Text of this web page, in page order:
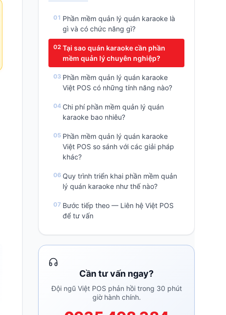
Phần mềm quản lý quán karaoke là
gì và có chức năng gì?
Tại sao quán karaoke cần phần
mềm quản lý chuyên nghiệp?
Phần mềm quản lý quán karaoke
Việt POS có những tính năng nào?
Chi phí phần mềm quản lý quán
karaoke bao nhiêu?
Phần mềm quản lý quán karaoke
Việt POS so sánh với các giải pháp
khác?
Quy trình triển khai phần mềm quản
lý quán karaoke như thế nào?
Bước tiếp theo — Liên hệ Việt POS
để tư vấn
Cần tư vấn ngay?
Đội ngũ Việt POS phản hồi trong 30 phút
giờ hành chính.